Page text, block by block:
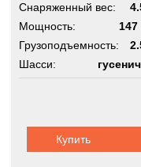
Снаряженный вес:
Мощность:
147
Грузоподъемность:
Шасси:
Купить